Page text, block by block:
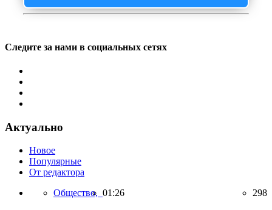
Следите за нами в социальных сетях
Актуально
Новое
Популярные
От редактора
Общество, 01:26 298